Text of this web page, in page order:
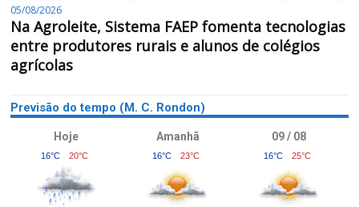
05/08/2026
Na Agroleite, Sistema FAEP fomenta tecnologias
entre produtores rurais e alunos de colégios
agrícolas
Previsão do tempo (M. C. Rondon)
Hoje
16°C 20°C
Amanhã
16°C 23°C
09 / 08
16°C 25°C